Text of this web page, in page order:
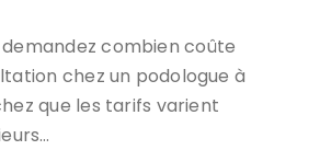
demandez combien coûte
chez un podologue à
que les tarifs varient